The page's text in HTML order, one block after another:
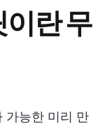
란 무
가능한 미리 만